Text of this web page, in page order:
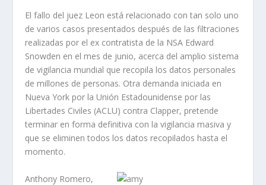
El fallo del juez Leon está relacionado con tan solo uno
de varios casos presentados después de las filtraciones
realizadas por el ex contratista de la NSA Edward
Snowden en el mes de junio, acerca del amplio sistema
de vigilancia mundial que recopila los datos personales
de millones de personas. Otra demanda iniciada en
Nueva York por la Unión Estadounidense por las
Libertades Civiles (ACLU) contra Clapper, pretende
terminar en forma definitiva con la vigilancia masiva y
que se eliminen todos los datos recopilados hasta el
momento.
Anthony Romero,